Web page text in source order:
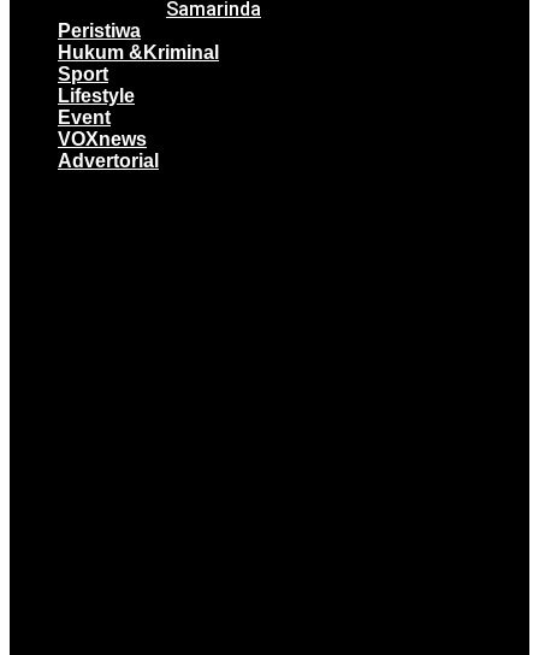
Samarinda
Peristiwa
Hukum &Kriminal
Sport
Lifestyle
Event
VOXnews
Advertorial